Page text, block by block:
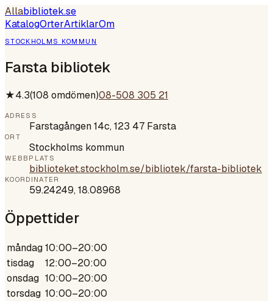
Allabibliotek.se
KatalogOrterArtiklarOm
STOCKHOLMS KOMMUN
Farsta bibliotek
★4.3(108 omdömen)08-508 305 21
ADRESS
Farstagången 14c, 123 47 Farsta
ORT
Stockholms kommun
WEBBPLATS
biblioteket.stockholm.se/bibliotek/farsta-bibliotek
KOORDINATER
59.24249,18.08968
Öppettider
måndag10:00–20:00
tisdag
12:00–20:00
onsdag 10:00–20:00
torsdag 10:00–20:00